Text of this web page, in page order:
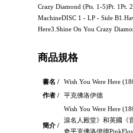
Crazy Diamond (Pts. 1-5)Pt. 1Pt.
MachineDISC 1 - LP - Side
Here3.Shine On You Crazy
商品規格
書名 /
Wish You Were Here
作者 /
平克佛洛伊德
簡介 /
Wish You Were Here
滾名人殿堂》和英國《
奇平克佛洛伊德